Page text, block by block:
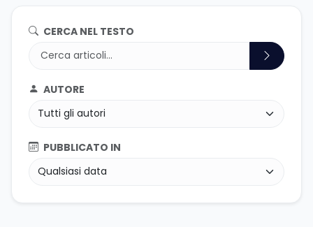
CERCA NEL TESTO
AUTORE
PUBBLICATO IN